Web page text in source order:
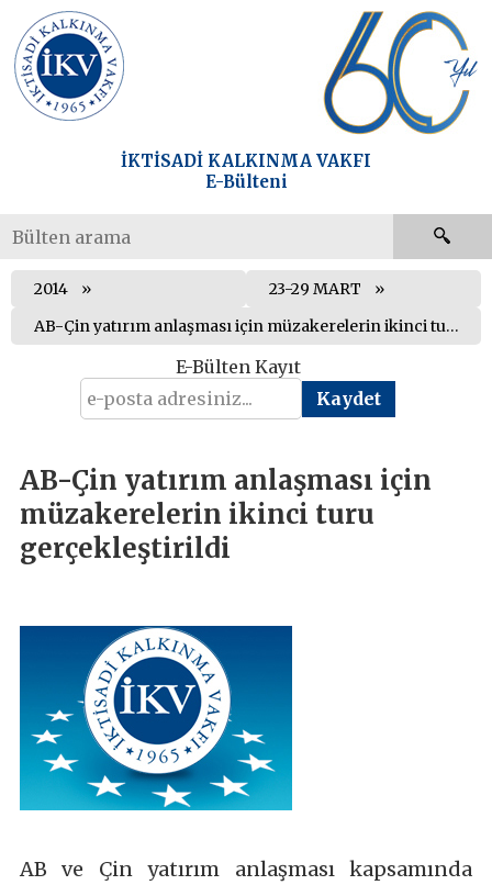
İKTİSADİ KALKINMA VAKFI
E-Bülteni
2014
23-29 MART
AB-Çin yatırım anlaşması için müzakerelerin ikinci turu gerçekleştirildi
E-Bülten Kayıt
AB-Çin yatırım anlaşması için
müzakerelerin ikinci turu
gerçekleştirildi
AB ve Çin yatırım anlaşması kapsamında